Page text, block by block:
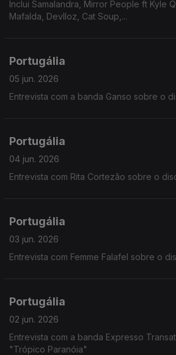
Inclui Samalandra, Mirror People ft Kyle
Mafalda, Devlloz, Cat Soup,...
Portugália
05 jun. 2026
Entrevista com a banda Ganso sobre o
Portugália
04 jun. 2026
Entrevista com Rita Cortezão sobre o
Portugália
03 jun. 2026
Entrevista com Femme Falafel sobre o
Portugália
02 jun. 2026
Entrevista com a banda Expresso
"Trópico Paranóia"